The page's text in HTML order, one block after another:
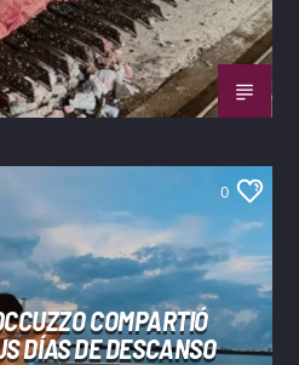
0
COMPARTIÓ
DÍAS DE DESCANSO